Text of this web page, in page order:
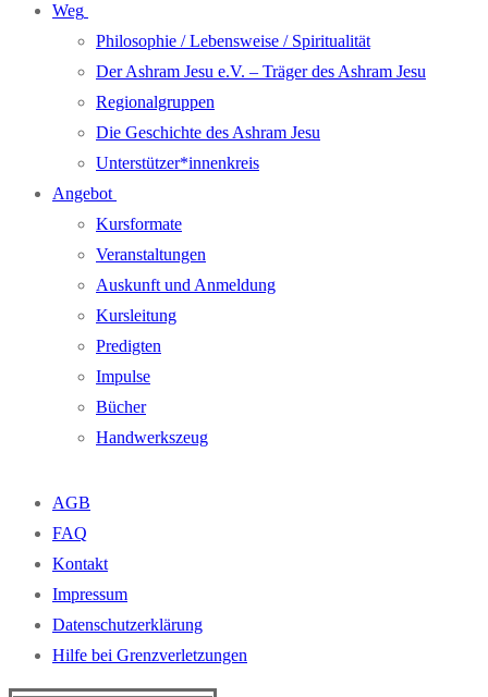
Weg
Philosophie / Lebensweise / Spiritualität
Der Ashram Jesu e.V. – Träger des Ashram Jesu
Regionalgruppen
Die Geschichte des Ashram Jesu
Unterstützer*innenkreis
Angebot
Kursformate
Veranstaltungen
Auskunft und Anmeldung
Kursleitung
Predigten
Impulse
Bücher
Handwerkszeug
AGB
FAQ
Kontakt
Impressum
Datenschutzerklärung
Hilfe bei Grenzverletzungen